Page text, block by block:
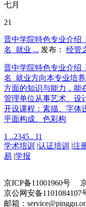
七月
21
晋中学院特色专业介绍
名_就业 ... 发布： 经管
晋中学院特色专业介绍
名_就业方向本专业培
方面的知识与能力，能
管理单位从事艺术、设
开设课程：素描、字体
平面构成、色彩构
1 ..2345.. 11
学术培训 |认证培训 |注
易 |学报
京ICP备11001960号
京公网安备
邮箱：